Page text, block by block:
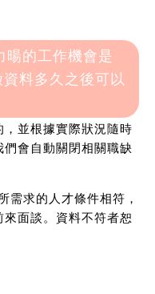
暘的工作機會是
料多久之後可以
並根據實際狀況隨時
會自動關閉相關職缺
需求的人才條件相符，
面談。資料不符者恕